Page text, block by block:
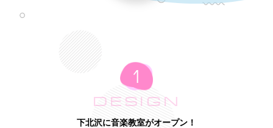
DESIGN
下北沢に音楽教室がオープン！